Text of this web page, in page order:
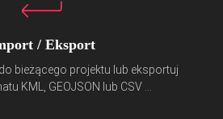
/ Eksport
bieżącego projektu lub eksportuj
KML, GEOJSON lub CSV ...